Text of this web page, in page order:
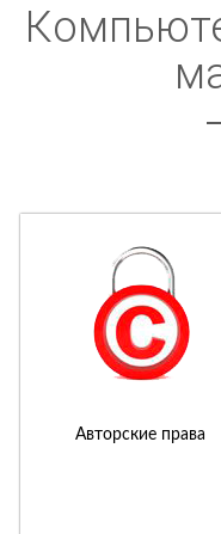
Авторские права